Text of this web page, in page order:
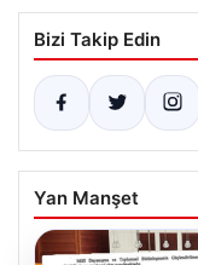
Bizi Takip Edin
Yan Manşet